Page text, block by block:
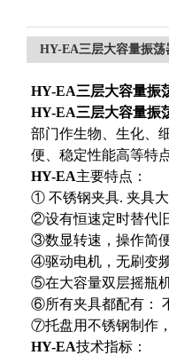
HY-EA三层大容量振荡
HY-EA三层大容量振
HY-EA三层大容量振
部门作生物、生化、
便、稳定性能高等特
HY-EA主要特点：
① 不锈钢夹具. 夹具
②设有恒速定时替代
③数显转速，操作简
④驱动电机，无刷变
⑤在大容量双层摇瓶
⑥所有夹具都配有：
⑦托盘用不锈钢制作
HY-EA技术指标：